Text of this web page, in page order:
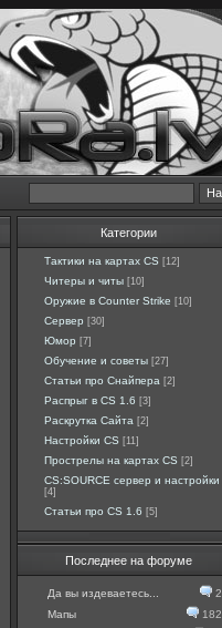
Категории
Тактики на картах CS [12]
Читеры и читы [10]
Оружие в Counter Strike [10]
Сервер [30]
Юмор [7]
Обучение и советы [27]
Статьи про Снайпера [2]
Распрыг в CS 1.6 [3]
Раскрутка Сайта [2]
Настройки CS [11]
Прострелы на картах CS [2]
CS:SOURCE сервер и настройки
[4]
Статьи про CS 1.6 [5]
Последнее на форуме
Да вы издеваетесь...
2
Мапы
182